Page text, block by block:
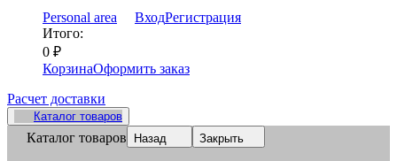
Personal area ВходРегистрация
Итого:
0 ₽
КорзинаОформить заказ
Расчет доставки
Каталог товаров
Каталог товаров Назад Закрыть